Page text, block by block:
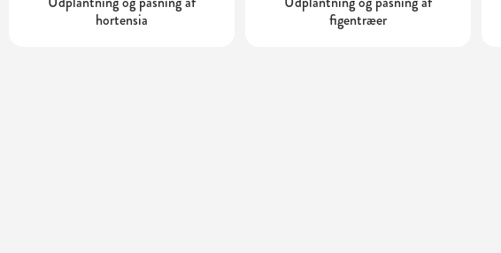
hortensia
figentræer